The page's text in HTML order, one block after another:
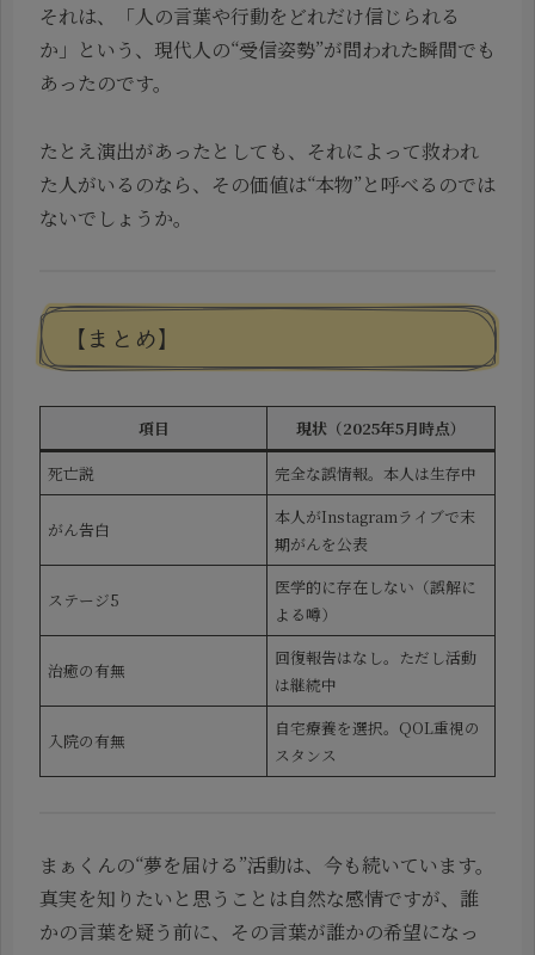
それは、「人の言葉や行動をどれだけ信じられる
か」という、現代人の“受信姿勢”が問われた瞬間でも
あったのです。
たとえ演出があったとしても、それによって救われ
た人がいるのなら、その価値は“本物”と呼べるのでは
ないでしょうか。
【まとめ】
項目
現状（2025年5月時点）
死亡説
完全な誤情報。本人は生存中
がん告白
本人がInstagramライブで末
期がんを公表
ステージ5
医学的に存在しない（誤解に
よる噂）
治癒の有無
回復報告はなし。ただし活動
は継続中
入院の有無
自宅療養を選択。QOL重視の
スタンス
まぁくんの“夢を届ける”活動は、今も続いています。
真実を知りたいと思うことは自然な感情ですが、誰
かの言葉を疑う前に、その言葉が誰かの希望になっ